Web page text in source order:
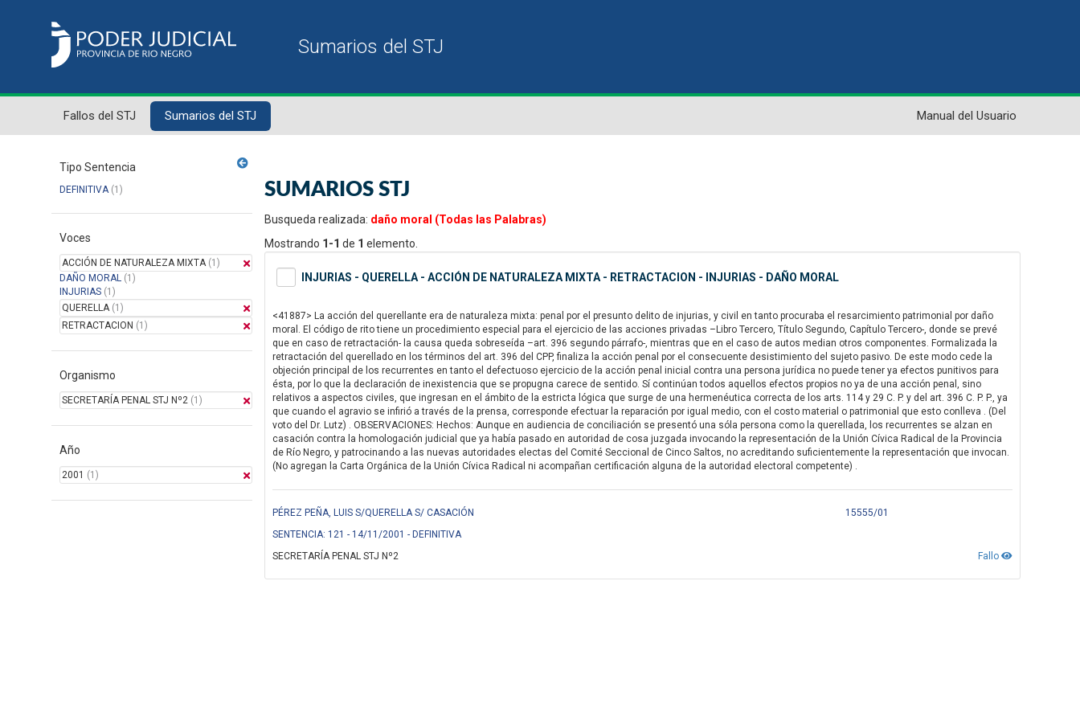
Fallos del STJ Sumarios del STJ Manual del Usuario
Tipo Sentencia
DEFINITIVA(1)
Voces
ACCIÓN DE NATURALEZA MIXTA(1)
DAÑO MORAL (1)
INJURIAS (1)
QUERELLA(1)
RETRACTACION (1)
Organismo
SECRETARÍA PENAL STJ Nº2 (1)
Año
2001 (1)
SUMARIOS STJ
Busqueda realizada: daño moral (Todas las Palabras)
Mostrando 1-1 de 1 elemento.
INJURIAS - QUERELLA - ACCIÓN DE NATURALEZA MIXTA - RETRACTACION - INJURIAS - DAÑO MORAL
<41887> La acción del querellante era de naturaleza mixta: penal por el presunto delito de injurias, y civil en tanto procuraba el resarcimiento patrimonial por daño
moral. El código de rito tiene un procedimiento especial para el ejercicio de las acciones privadas –Libro Tercero, Título Segundo, Capítulo Tercero-, donde se prevé
que en caso de retractación- la causa queda sobreseída –art. 396 segundo párrafo-, mientras que en el caso de autos median otros componentes. Formalizada la
retractación del querellado en los términos del art. 396 del CPP, finaliza la acción penal por el consecuente desistimiento del sujeto pasivo. De este modo cede la
objeción principal de los recurrentes en tanto el defectuoso ejercicio de la acción penal inicial contra una persona jurídica no puede tener ya efectos punitivos para
ésta, por lo que la declaración de inexistencia que se propugna carece de sentido. Sí continúan todos aquellos efectos propios no ya de una acción penal, sino
relativos a aspectos civiles, que ingresan en el ámbito de la estricta lógica que surge de una hermenéutica correcta de los arts. 114 y 29 C. P. y del art. 396 C. P. P., ya
que cuando el agravio se infirió a través de la prensa, corresponde efectuar la reparación por igual medio, con el costo material o patrimonial que esto conlleva . (Del
voto del Dr. Lutz) . OBSERVACIONES: Hechos: Aunque en audiencia de conciliación se presentó una sóla persona como la querellada, los recurrentes se alzan en
casación contra la homologación judicial que ya había pasado en autoridad de cosa juzgada invocando la representación de la Unión Cívica Radical de la Provincia
de Río Negro, y patrocinando a las nuevas autoridades electas del Comité Seccional de Cinco Saltos, no acreditando suficientemente la representación que invocan.
(No agregan la Carta Orgánica de la Unión Cívica Radical ni acompañan certificación alguna de la autoridad electoral competente) .
PÉREZ PEÑA, LUIS S/QUERELLA S/ CASACIÓN
15555/01
SENTENCIA: 121 - 14/11/2001 - DEFINITIVA
Fallo
SECRETARÍA PENAL STJ Nº2